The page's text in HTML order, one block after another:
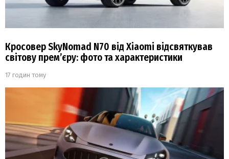
Кросовер SkyNomad N70 від Xiaomi відсвяткував
світову прем’єру: фото та характеристики
17 годин тому